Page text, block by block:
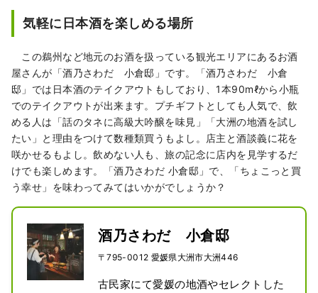
気軽に日本酒を楽しめる場所
この鵜州など地元のお酒を扱っている観光エリアにあるお酒
屋さんが「酒乃さわだ 小倉邸」です。「酒乃さわだ 小倉
邸」では日本酒のテイクアウトもしており、1本90mℓから小瓶
でのテイクアウトが出来ます。プチギフトとしても人気で、飲
める人は「話のタネに高級大吟醸を味見」「大洲の地酒を試し
たい」と理由をつけて数種類買うもよし。店主と酒談義に花を
咲かせるもよし。飲めない人も、旅の記念に店内を見学するだ
けでも楽しめます。「酒乃さわだ 小倉邸」で、「ちょこっと買
う幸せ」を味わってみてはいかがでしょうか？
酒乃さわだ 小倉邸
〒795-0012 愛媛県大洲市大洲446
古民家にて愛媛の地酒やセレクトした